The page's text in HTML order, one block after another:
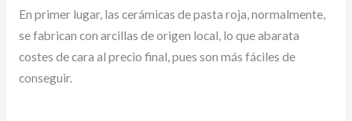
En primer lugar, las cerámicas de pasta roja, normalmente,
se fabrican con arcillas de origen local, lo que abarata
costes de cara al precio final, pues son más fáciles de
conseguir.